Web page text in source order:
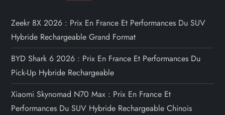
Zeekr 8X 2026 : Prix En France Et Performances Du SUV
Hybride Rechargeable Grand Format
BYD Shark 6 2026 : Prix En France Et Performances Du
Pick-Up Hybride Rechargeable
Xiaomi Skynomad N70 Max : Prix En France Et
Performances Du SUV Hybride Rechargeable Chinois